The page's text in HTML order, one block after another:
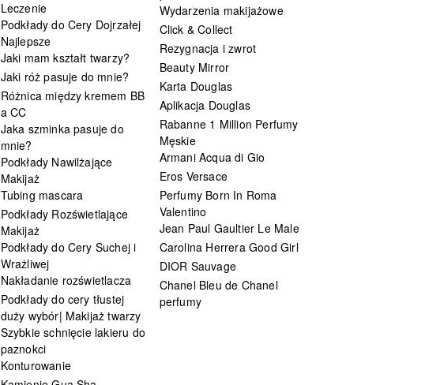
Leczenie
Podkłady do Cery Dojrzałej
Najlepsze
Jaki mam kształt twarzy?
Jaki róż pasuje do mnie?
Różnica między kremem BB
a CC
Jaka szminka pasuje do
mnie?
Podkłady Nawilżające
Makijaż
Tubing mascara
Podkłady Rozświetlające
Makijaż
Podkłady do Cery Suchej i
Wrażliwej
Nakładanie rozświetlacza
Podkłady do cery tłustej
duży wybór| Makijaż twarzy
Szybkie schnięcie lakieru do
paznokci
Konturowanie
Wydarzenia makijażowe
Click & Collect
Rezygnacja i zwrot
Beauty Mirror
Karta Douglas
Aplikacja Douglas
Rabanne 1 Million Perfumy
Męskie
Armani Acqua di Gio
Eros Versace
Perfumy Born In Roma
Valentino
Jean Paul Gaultier Le Male
Carolina Herrera Good Girl
DIOR Sauvage
Chanel Bleu de Chanel
perfumy